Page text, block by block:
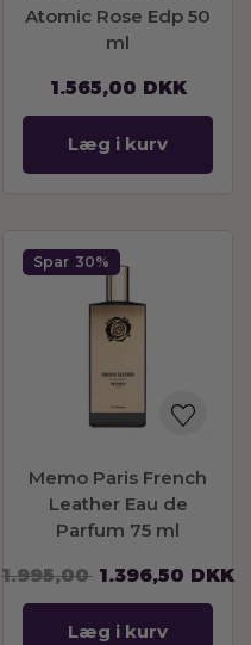
Atomic Rose Edp 50
ml
1.565,00 DKK
Læg i kurv
Spar 30%
Memo Paris French
Leather Eau de
Parfum 75 ml
1.995,00 1.396,50 DKK
Læg i kurv